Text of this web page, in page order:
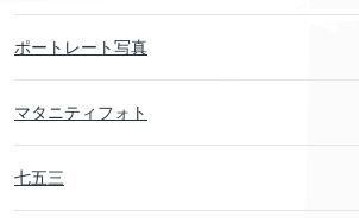
ポートレート写真
マタニティフォト
七五三